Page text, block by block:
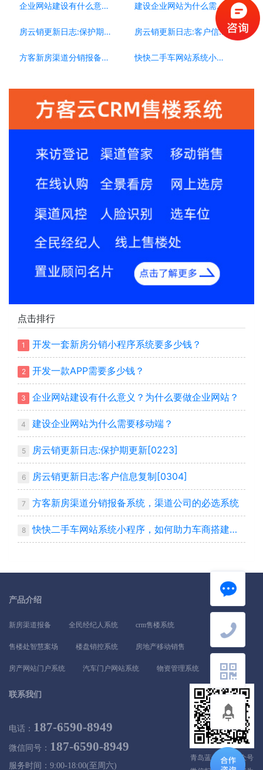
企业网站建设有什么意义？为什么要做企业网站？ 建设企业网站为什么需要移动端？
房云销更新日志:保护期更新[0223] 房云销更新日志:客户信息复制[0304]
方客新房渠道分销报备系统，渠道公司的必选系统 快快二手车网站系统小程序，如何助力车商搭建自己平台
点击排行
1 开发一套新房分销小程序系统要多少钱？
2 开发一款APP需要多少钱？
3 企业网站建设有什么意义？为什么要做企业网站？
4 建设企业网站为什么需要移动端？
5 房云销更新日志:保护期更新[0223]
6 房云销更新日志:客户信息复制[0304]
7 方客新房渠道分销报备系统，渠道公司的必选系统
8 快快二手车网站系统小程序，如何助力车商搭建自己平台
产品介绍
新房渠道报备 全民经纪人系统 crm售楼系统
售楼处智慧案场 楼盘销控系统 房地产移动销售
房产网站门户系统 汽车门户网站系统 物资管理系统
联系我们
电话： 187-6590-8949
微信同号： 187-6590-8949
服务时间：9:00-18:00(至周六)
青岛蓝色探索公众号